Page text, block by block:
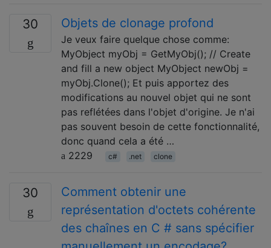
30 Objets de clonage profond
Je veux faire quelque chose comme:
MyObject myObj = GetMyObj(); // Create
and fill a new object MyObject newObj =
myObj.Clone(); Et puis apportez des
modifications au nouvel objet qui ne sont
pas reflétées dans l'objet d'origine. Je n'ai
pas souvent besoin de cette fonctionnalité,
donc quand cela a été …
2229
c# .net clone
30
Comment obtenir une
représentation d'octets cohérente
des chaînes en C # sans spécifier